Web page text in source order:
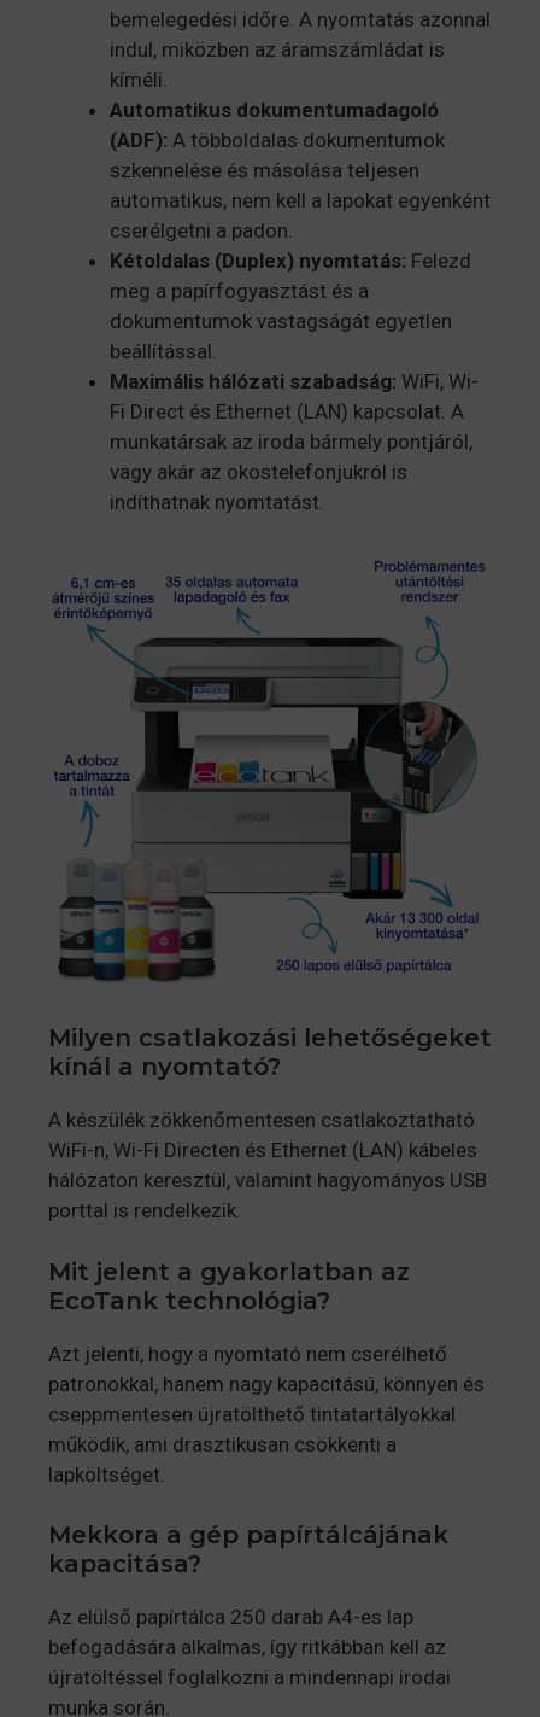
bemelegedési időre. A nyomtatás azonnal
indul, miközben az áramszámládat is
kíméli.
Automatikus dokumentumadagoló
(ADF): A többoldalas dokumentumok
szkennelése és másolása teljesen
automatikus, nem kell a lapokat egyenként
cserélgetni a padon.
Kétoldalas (Duplex) nyomtatás: Felezd
meg a papírfogyasztást és a
dokumentumok vastagságát egyetlen
beállítással.
Maximális hálózati szabadság: WiFi, Wi-
Fi Direct és Ethernet (LAN) kapcsolat. A
munkatársak az iroda bármely pontjáról,
vagy akár az okostelefonjukról is
indíthatnak nyomtatást.
Milyen csatlakozási lehetőségeket
kínál a nyomtató?
A készülék zökkenőmentesen csatlakoztatható
WiFi-n, Wi-Fi Directen és Ethernet (LAN) kábeles
hálózaton keresztül, valamint hagyományos USB
porttal is rendelkezik.
Mit jelent a gyakorlatban az
EcoTank technológia?
Azt jelenti, hogy a nyomtató nem cserélhető
patronokkal, hanem nagy kapacitású, könnyen és
cseppmentesen újratölthető tintatartályokkal
működik, ami drasztikusan csökkenti a
lapköltséget.
Mekkora a gép papírtálcájának
kapacitása?
Az elülső papírtálca 250 darab A4-es lap
befogadására alkalmas, így ritkábban kell az
újratöltéssel foglalkozni a mindennapi irodai
munka során.